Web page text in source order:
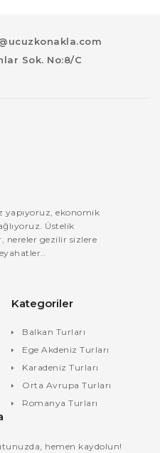
Sok. No:8/C
yapıyoruz, ekonomik
Üstelik
nereler gezilir sizlere
Kategoriler
Balkan Turları
Ege Akdeniz Turları
Karadeniz Turları
Orta Avrupa Turları
Romanya Turları
hemen kaydolun!